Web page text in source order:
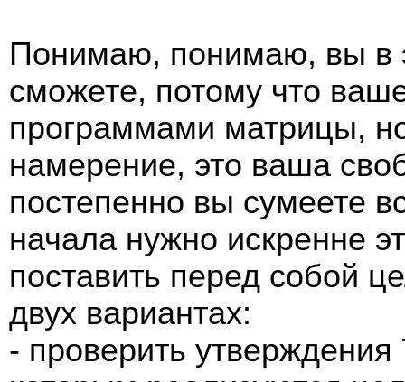
Понимаю, понимаю, вы в
сможете, потому что
программами матрицы,
намерение, это ваша
постепенно вы сумеете
начала нужно искренне
поставить перед собой
двух вариантах:
- проверить